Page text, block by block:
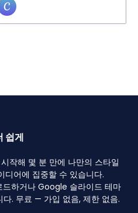
쉽게
작해 몇 분 만에 나만의 스타일
디어에 집중할 수 있습니다.
하거나 Google 슬라이드 테마
. 무료 — 가입 없음, 제한 없음.